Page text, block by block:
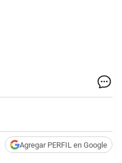
Agregar PERFIL en Google